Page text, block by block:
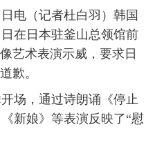
彩票 食品
军事 无人机
（记者杜白羽）韩国
在日本驻釜山总领馆前
艺术表演示威，要求日
歉。
，通过诗朗诵《停止
新娘》等表演反映了“慰